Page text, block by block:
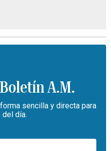
Boletín A.M.
sencilla y directa para
día.